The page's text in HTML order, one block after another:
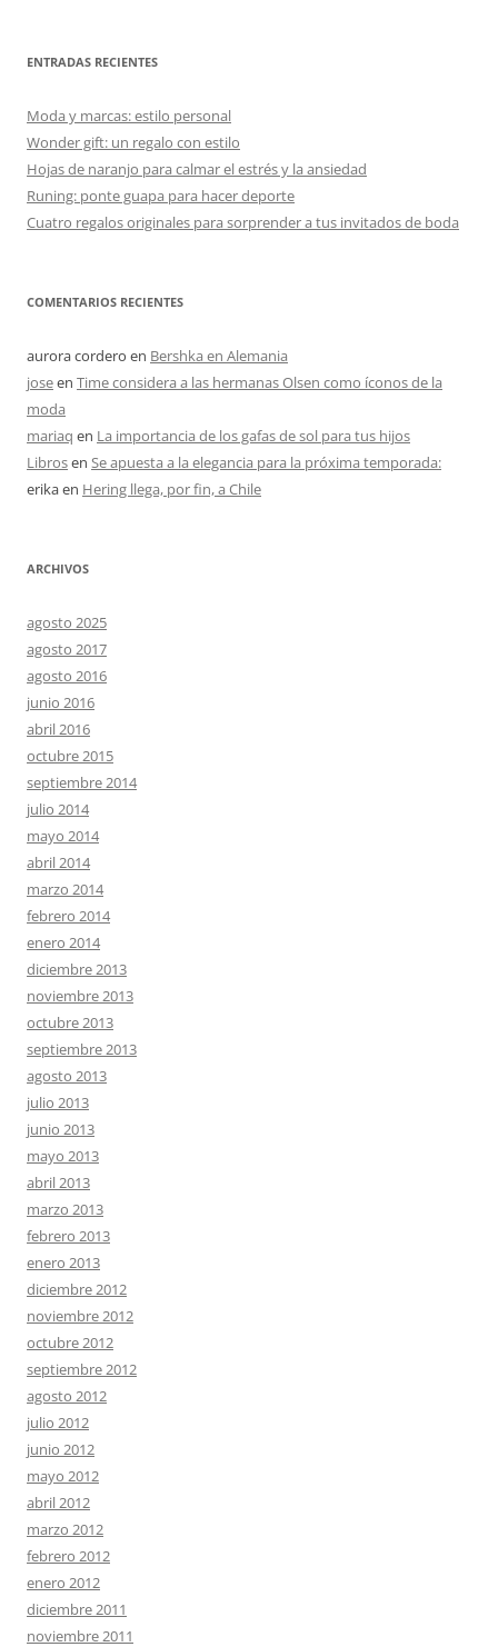
ENTRADAS RECIENTES
Moda y marcas: estilo personal
Wonder gift: un regalo con estilo
Hojas de naranjo para calmar el estrés y la ansiedad
Runing: ponte guapa para hacer deporte
Cuatro regalos originales para sorprender a tus invitados de boda
COMENTARIOS RECIENTES
aurora cordero en Bershka en Alemania
joseen Time considera a las hermanas Olsen como íconos de la
moda
mariaq en La importancia de los gafas de sol para tus hijos
Librosen Se apuesta a la elegancia para la próxima temporada:
erikaen Hering llega, por fin, a Chile
ARCHIVOS
agosto 2025
agosto 2017
agosto 2016
junio 2016
abril 2016
octubre 2015
septiembre 2014
julio 2014
mayo 2014
abril 2014
marzo 2014
febrero 2014
enero 2014
diciembre 2013
noviembre 2013
octubre 2013
septiembre 2013
agosto 2013
julio 2013
junio 2013
mayo 2013
abril 2013
marzo 2013
febrero 2013
enero 2013
diciembre 2012
noviembre 2012
octubre 2012
septiembre 2012
agosto 2012
julio 2012
junio 2012
mayo 2012
abril 2012
marzo 2012
febrero 2012
enero 2012
diciembre 2011
noviembre 2011